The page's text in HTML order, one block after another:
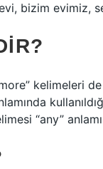
bizim evimiz,
kelimeleri
“any”